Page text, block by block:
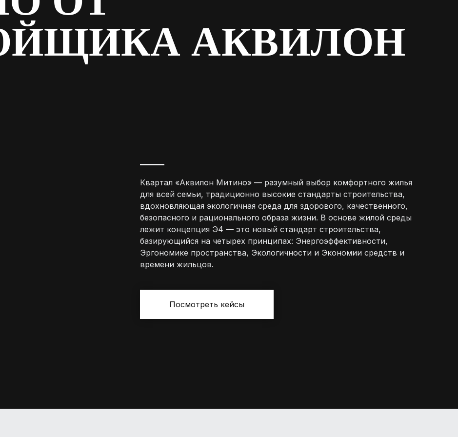
АКВИЛОН
Квартал «Аквилон Митино» — разумный выбор комфортного жилья
для всей семьи, традиционно высокие стандарты строительства,
вдохновляющая экологичная среда для здорового, качественного,
безопасного и рационального образа жизни. В основе жилой среды
лежит концепция Э4 — это новый стандарт строительства,
базирующийся на четырех принципах: Энергоэффективности,
Эргономике пространства, Экологичности и Экономии средств и
времени жильцов.
Посмотреть кейсы